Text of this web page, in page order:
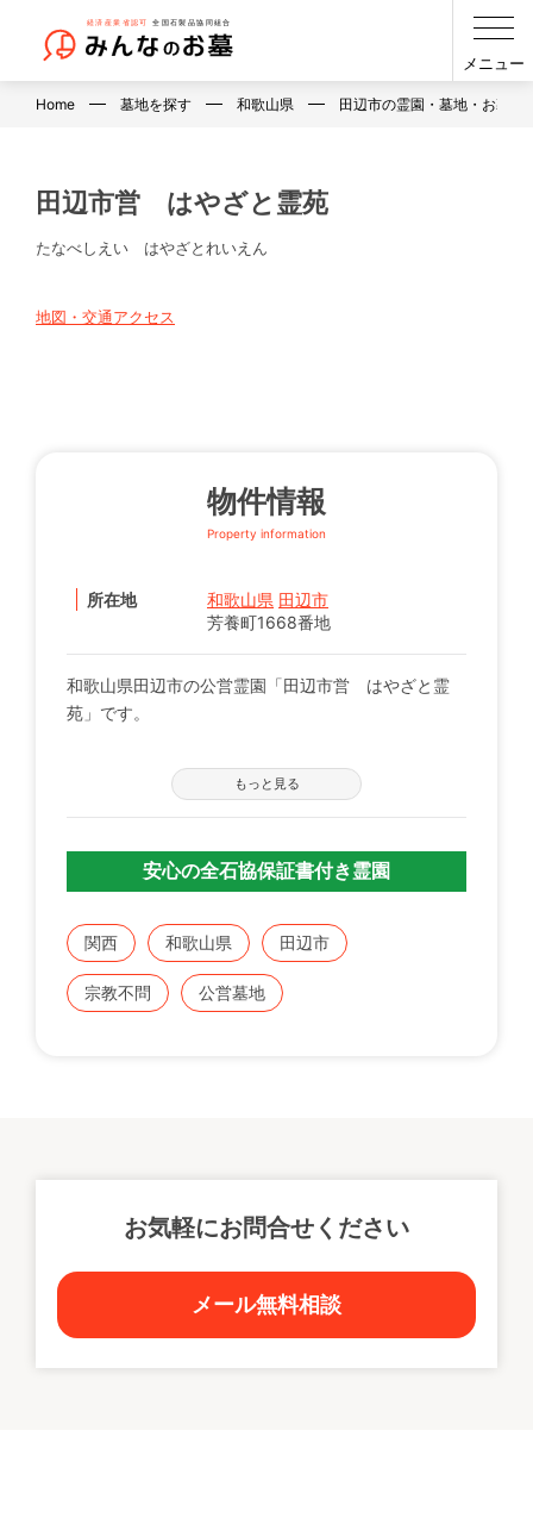
メニュー
Home 墓地を探す 和歌山県 田辺市の霊園・墓地・お墓
田辺市営 はやざと霊苑
たなべしえい はやざとれいえん
地図・交通アクセス
物件情報
Property information
所在地 和歌山県 田辺市
芳養町1668番地
和歌山県田辺市の公営霊園「田辺市営 はやざと霊
苑」です。
【募集の詳細について】
管轄の自治体窓口へお問い合わせください。
※募集は不定期で、申込に際する諸条件がございま
す。
てる、直す、引越すなどをご検討の方は、専門のスタ
ッフが無料でご相談をお受けします。
お気軽にみんなのお墓 お問い合わせ窓口【0120-12-
もっと見る
安心の全石協保証書付き霊園
関西 和歌山県 田辺市
宗教不問 公営墓地
お気軽にお問合せください
メール無料相談